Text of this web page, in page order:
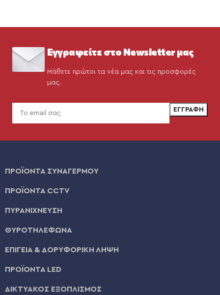
Εγγραφείτε στο Newsletter μας
Μάθετε πρώτοι τα νέα μας και τις προσφορές
μας.
ΠΡΟΪΟΝΤΑ ΣΥΝΑΓΕΡΜΟΥ
ΠΡΟΪΟΝΤΑ CCTV
ΠΥΡΑΝΙΧΝΕΥΣΗ
ΘΥΡΟΤΗΛΕΦΩΝΑ
ΕΠΙΓΕΙΑ & ΔΟΡΥΦΟΡΙΚΗ ΛΗΨΗ
ΠΡΟΪΟΝΤΑ LED
ΔΙΚΤΥΑΚΟΣ ΕΞΟΠΛΙΣΜΟΣ